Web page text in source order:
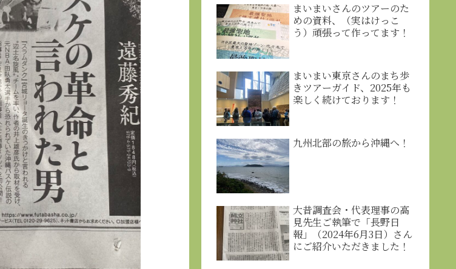
まいまいさんのツアーのた
めの資料、（実はけっこ
う）頑張って作ってます！
まいまい東京さんのまち歩
きツアーガイド、2025年も
楽しく続けております！
九州北部の旅から沖縄へ！
大昔調査会・代表理事の高
見先生ご執筆で「長野日
報」（2024年6月3日）さん
にご紹介いただきました！